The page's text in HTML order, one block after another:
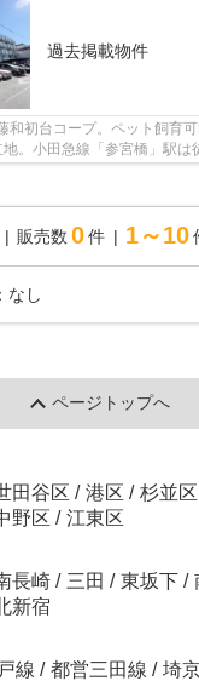
過去掲載物件
和初台コープ。ペット飼育
。小田急線「参宮橋」駅は
販売数 0 件 1～10
なし
ページトップへ
田谷区 / 港区 / 杉並区
野区 / 江東区
長崎 / 三田 / 東坂下 /
新宿
線 / 都営三田線 / 埼